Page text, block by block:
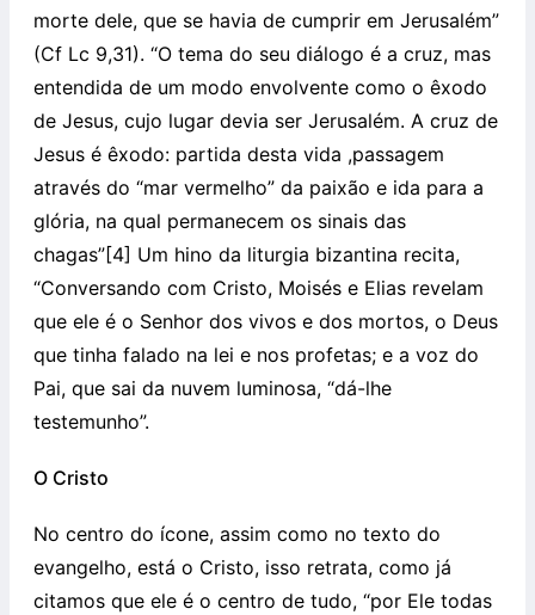
morte dele, que se havia de cumprir em Jerusalém”
(Cf Lc 9,31). “O tema do seu diálogo é a cruz, mas
entendida de um modo envolvente como o êxodo
de Jesus, cujo lugar devia ser Jerusalém. A cruz de
Jesus é êxodo: partida desta vida ,passagem
através do “mar vermelho” da paixão e ida para a
glória, na qual permanecem os sinais das
chagas”[4] Um hino da liturgia bizantina recita,
“Conversando com Cristo, Moisés e Elias revelam
que ele é o Senhor dos vivos e dos mortos, o Deus
que tinha falado na lei e nos profetas; e a voz do
Pai, que sai da nuvem luminosa, “dá-lhe
testemunho”.
O Cristo
No centro do ícone, assim como no texto do
evangelho, está o Cristo, isso retrata, como já
citamos que ele é o centro de tudo, “por Ele todas